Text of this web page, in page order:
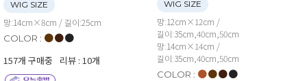
WIG SIZE
망:14cm×8cm / 길이:25cm
COLOR : ● ● ●
157개 구매중 리뷰 : 10개
WIG SIZE
망:12cm×12cm /
길이:35cm,40cm,50cm
망:14cm×14cm /
길이:35cm,40cm,50cm
COLOR : ● ● ● ●